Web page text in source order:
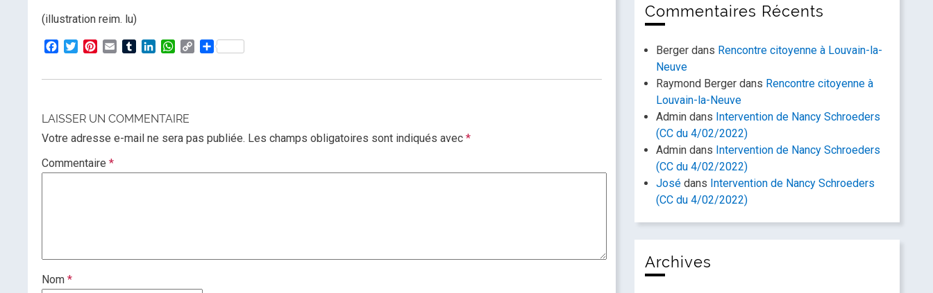
(illustration reim. lu)
Facebook
TwitterPinterest
Email TumblrLinkedInWhatsApp
CopyPartager
LAISSER UN COMMENTAIRE
Votre adresse e-mail ne sera pas publiée. Les champs obligatoires sont indiqués avec *
Commentaire *
Nom *
Commentaires Récents
Berger dans Rencontre citoyenne à Louvain-la-
Neuve
Raymond Berger dans Rencontre citoyenne à
Louvain-la-Neuve
Admin dans Intervention de Nancy Schroeders
(CC du 4/02/2022)
Admin dans Intervention de Nancy Schroeders
(CC du 4/02/2022)
José dans Intervention de Nancy Schroeders
(CC du 4/02/2022)
Archives